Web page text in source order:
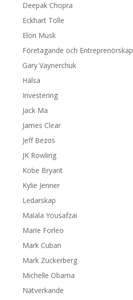
Deepak Chopra
Eckhart Tolle
Elon Musk
Företagande och Entreprenörskap
Gary Vaynerchuk
Hälsa
Investering
Jack Ma
James Clear
Jeff Bezos
JK Rowling
Kobe Bryant
Kylie Jenner
Ledarskap
Malala Yousafzai
Marie Forleo
Mark Cuban
Mark Zuckerberg
Michelle Obama
Nätverkande